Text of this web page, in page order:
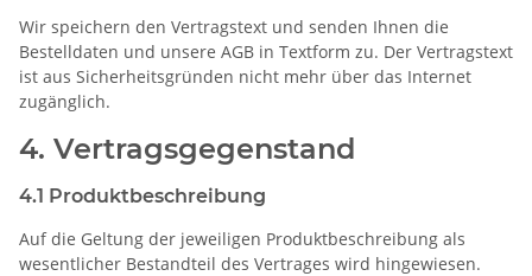
Wir speichern den Vertragstext und senden Ihnen die
Bestelldaten und unsere AGB in Textform zu. Der Vertragstext
ist aus Sicherheitsgründen nicht mehr über das Internet
zugänglich.
4. Vertragsgegenstand
4.1 Produktbeschreibung
Auf die Geltung der jeweiligen Produktbeschreibung als
wesentlicher Bestandteil des Vertrages wird hingewiesen.